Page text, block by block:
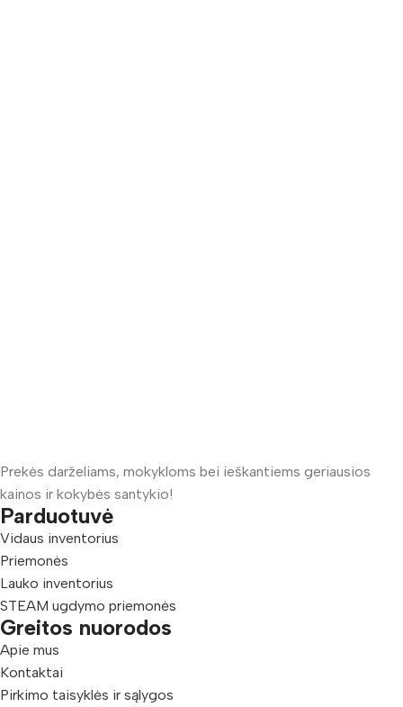
Prekės darželiams, mokykloms bei ieškantiems geriausios
kainos ir kokybės santykio!
Parduotuvė
Vidaus inventorius
Priemonės
Lauko inventorius
STEAM ugdymo priemonės
Greitos nuorodos
Apie mus
Kontaktai
Pirkimo taisyklės ir sąlygos